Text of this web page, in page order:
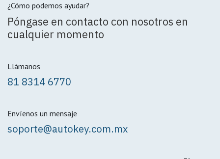
¿Cómo podemos ayudar?
Póngase en contacto con nosotros en
cualquier momento
Llámanos
81 8314 6770
Envíenos un mensaje
soporte@autokey.com.mx